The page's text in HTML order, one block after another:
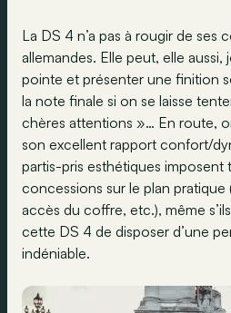
La DS 4 n’a pas à rougir de ses
allemandes. Elle peut, elle
pointe et présenter une finition
la note finale si on se laisse
chères attentions »… En route,
son excellent rapport confort/
partis-pris esthétiques imposent
concessions sur le plan pratique
accès du coffre, etc.), même
cette DS 4 de disposer d’une
indéniable.